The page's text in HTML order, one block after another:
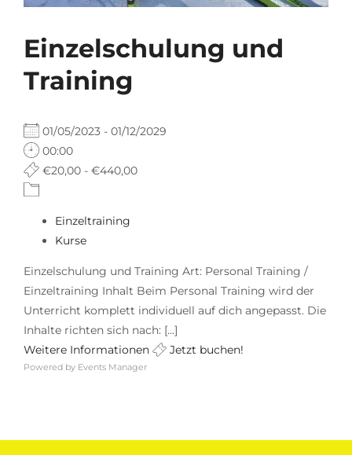
Einzelschulung und
Training
01/05/2023 - 01/12/2029
00:00
€20,00 - €440,00
Einzeltraining
Kurse
Einzelschulung und Training Art: Personal Training /
Einzeltraining Inhalt Beim Personal Training wird der
Unterricht komplett individuell auf dich angepasst. Die
Inhalte richten sich nach: [...]
Weitere Informationen
Jetzt buchen!
Powered by Events Manager